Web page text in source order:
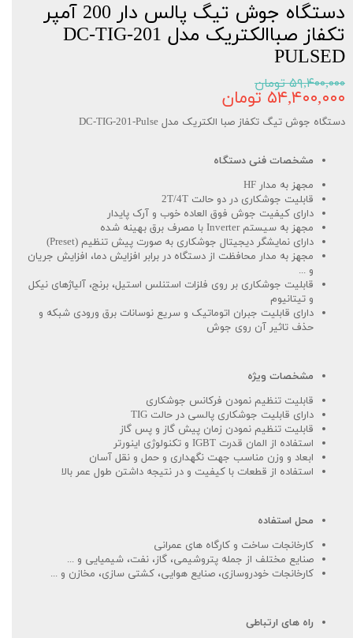
دستگاه جوش تیگ پالس دار 200 آمپر
تکفاز صباالکتریک مدل DC-TIG-201
PULSED
۵۹,۴۰۰,۰۰۰ تومان
۵۴,۴۰۰,۰۰۰ تومان
دستگاه جوش تیگ تکفاز صبا الکتریک مدل DC-TIG-201-Pulse
مشخصات فنی دستگاه
مجهز به مدار HF
قابلیت جوشکاری در دو حالت 2T/4T
دارای کیفیت جوش فوق العاده خوب و آرک پایدار
مجهز به سیستم Inverter با مصرف برق بهینه شده
دارای نمایشگر دیجیتال جوشکاری به صورت پیش تنظیم (Preset)
مجهز به مدار محافظت از دستگاه در برابر افزایش دما، افزایش جریان
و ...
قابلیت جوشکاری بر روی فلزات استنلس استیل، برنج، آلیاژهای نیکل
و تیتانیوم
دارای قابلیت جبران اتوماتیک و سریع نوسانات برق ورودی شبکه و
حذف تاثیر آن روی جوش
مشخصات ویژه
قابلیت تنظیم نمودن فرکانس جوشکاری
دارای قابلیت جوشکاری پالسی در حالت TIG
قابلیت تنظیم نمودن زمان پیش گاز و پس گاز
استفاده از المان قدرت IGBT و تکنولوژی اینورتر
ابعاد و وزن مناسب جهت نگهداری و حمل و نقل آسان
استفاده از قطعات با کیفیت و در نتیجه داشتن طول عمر بالا
محل استفاده
کارخانجات ساخت و کارگاه های عمرانی
صنایع مختلف از جمله پتروشیمی، گاز، نفت، شیمیایی و ...
کارخانجات خودروسازی، صنایع هوایی، کشتی سازی، مخازن و ...
راه های ارتباطی